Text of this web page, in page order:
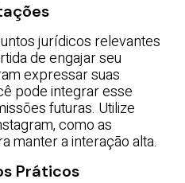
jurídicos relevantes
de engajar seu
expressar suas
pode integrar esse
futuras. Utilize
como as
manter a interação alta.
Práticos